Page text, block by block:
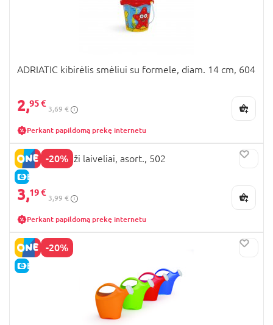
ADRIATIC kibirėlis smėliui su formele, diam. 14 cm, 604
2,95 €
3,69 €
Perkant papildomą prekę internetu
-20%
E-KAINA
ADRIATIC maži laiveliai, asort., 502
3,19 €
3,99 €
Perkant papildomą prekę internetu
-20%
E-KAINA